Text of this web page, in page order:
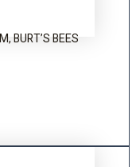
BURT’S BEES